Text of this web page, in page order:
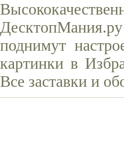
поднимут
картинки в
Все заставки и